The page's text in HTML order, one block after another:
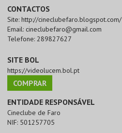
CONTACTOS
Site: http://cineclubefaro.blogspot.com/
Email: cineclubefaro@gmail.com
Telefone: 289827627
SITE BOL
https://videolucem.bol.pt
COMPRAR
ENTIDADE RESPONSÁVEL
Cineclube de Faro
NIF: 501257705